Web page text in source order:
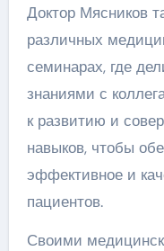
Доктор Мясников
различных
семинарах, где
знаниями с
к развитию и
навыков, чтобы
эффективное и
пациентов.
Своими